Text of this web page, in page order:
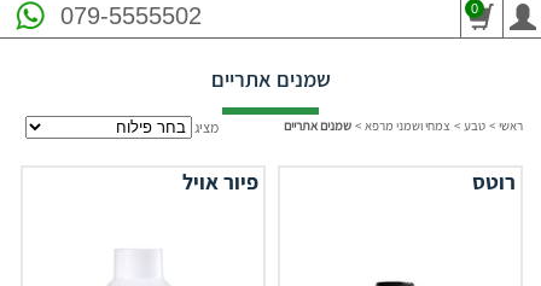
079-5555502 0
שמנים אתריים
ראשי > טבע > צמחי ושמני מרפא > שמנים אתריים מציג
רוטס פיור אויל